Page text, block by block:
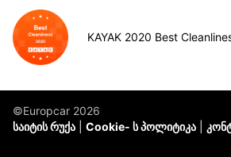
KAYAK 2020 Best
©Europcar 2026
საიტის რუქა
Cookie- ს პოლიტიკა